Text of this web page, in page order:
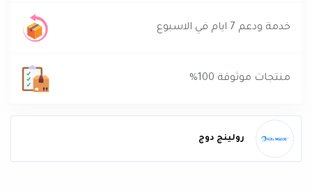
خدمة ودعم 7 ايام في الاسبوع
منتجات موثوقة 100%
رولينج دوج